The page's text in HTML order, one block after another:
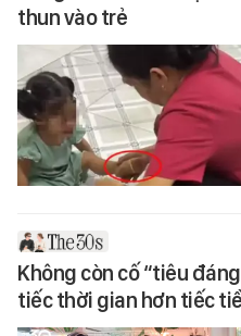
thun vào trẻ
Không còn cố “tiêu
tiếc thời gian hơn tiếc